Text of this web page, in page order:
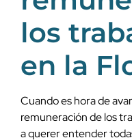
los
en la
Cuando es hora de
remuneración de los
a querer entender